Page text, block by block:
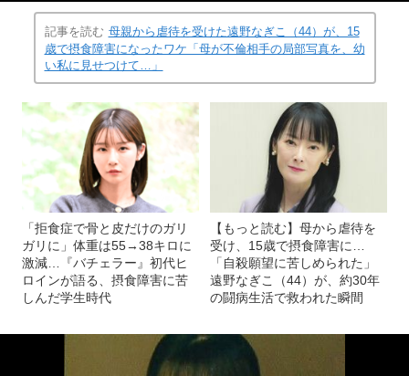
記事を読む 母親から虐待を受けた遠野なぎこ（44）が、15
歳で摂食障害になったワケ「母が不倫相手の局部写真を、幼
い私に見せつけて…」
「拒食症で骨と皮だけのガリ
ガリに」体重は55→38キロに
激減…『バチェラー』初代ヒ
ロインが語る、摂食障害に苦
しんだ学生時代
【もっと読む】母から虐待を
受け、15歳で摂食障害に…
「自殺願望に苦しめられた」
遠野なぎこ（44）が、約30年
の闘病生活で救われた瞬間